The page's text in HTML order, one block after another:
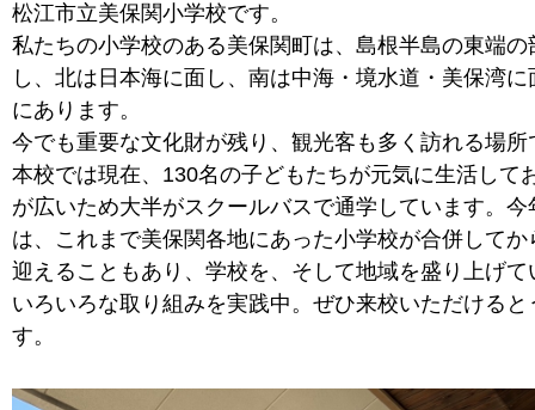
松江市立美保関小学校です。
私たちの小学校のある美保関町は、島根半島の東端の
し、北は日本海に面し、南は中海・境水道・美保湾に
にあります。
今でも重要な文化財が残り、観光客も多く訪れる場所
本校では現在、130名の子どもたちが元気に生活して
が広いため大半がスクールバスで通学しています。今
は、これまで美保関各地にあった小学校が合併してか
迎えることもあり、学校を、そして地域を盛り上げて
いろいろな取り組みを実践中。ぜひ来校いただけると
す。